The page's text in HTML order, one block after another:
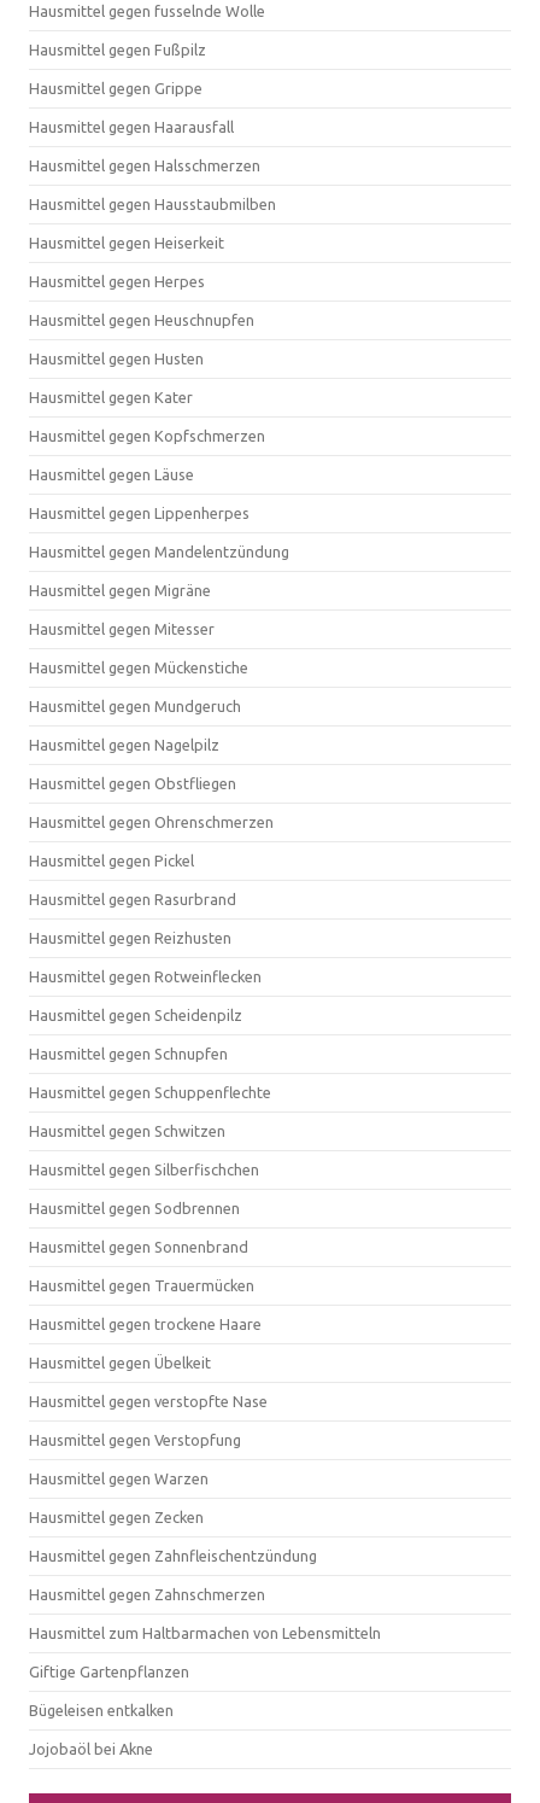
Hausmittel gegen fusselnde Wolle
Hausmittel gegen Fußpilz
Hausmittel gegen Grippe
Hausmittel gegen Haarausfall
Hausmittel gegen Halsschmerzen
Hausmittel gegen Hausstaubmilben
Hausmittel gegen Heiserkeit
Hausmittel gegen Herpes
Hausmittel gegen Heuschnupfen
Hausmittel gegen Husten
Hausmittel gegen Kater
Hausmittel gegen Kopfschmerzen
Hausmittel gegen Läuse
Hausmittel gegen Lippenherpes
Hausmittel gegen Mandelentzündung
Hausmittel gegen Migräne
Hausmittel gegen Mitesser
Hausmittel gegen Mückenstiche
Hausmittel gegen Mundgeruch
Hausmittel gegen Nagelpilz
Hausmittel gegen Obstfliegen
Hausmittel gegen Ohrenschmerzen
Hausmittel gegen Pickel
Hausmittel gegen Rasurbrand
Hausmittel gegen Reizhusten
Hausmittel gegen Rotweinflecken
Hausmittel gegen Scheidenpilz
Hausmittel gegen Schnupfen
Hausmittel gegen Schuppenflechte
Hausmittel gegen Schwitzen
Hausmittel gegen Silberfischchen
Hausmittel gegen Sodbrennen
Hausmittel gegen Sonnenbrand
Hausmittel gegen Trauermücken
Hausmittel gegen trockene Haare
Hausmittel gegen Übelkeit
Hausmittel gegen verstopfte Nase
Hausmittel gegen Verstopfung
Hausmittel gegen Warzen
Hausmittel gegen Zecken
Hausmittel gegen Zahnfleischentzündung
Hausmittel gegen Zahnschmerzen
Hausmittel zum Haltbarmachen von Lebensmitteln
Giftige Gartenpflanzen
Bügeleisen entkalken
Jojobaöl bei Akne